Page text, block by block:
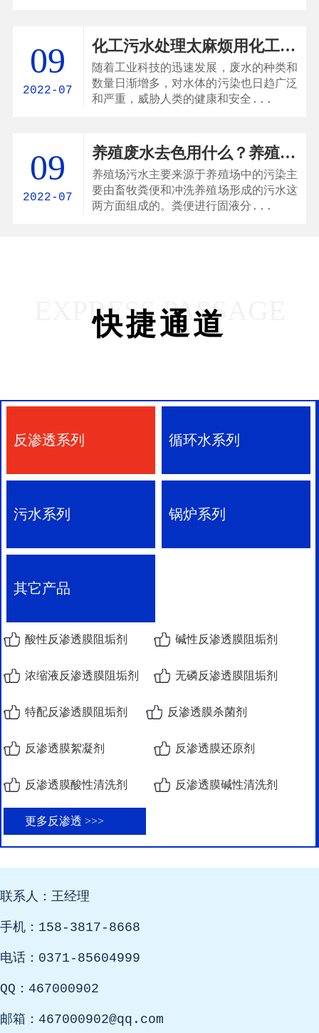
09
2022-07
化工污水处理太麻烦用化工污水消泡剂能解决吗
随着工业科技的迅速发展，废水的种类和
数量日渐增多，对水体的污染也日趋广泛
和严重，威胁人类的健康和安全...
09
2022-07
养殖废水去色用什么？养殖场废水脱色剂
养殖场污水主要来源于养殖场中的污染主
要由畜牧粪便和冲洗养殖场形成的污水这
两方面组成的。粪便进行固液分...
EXPRESS PASSAGE
快捷通道
反渗透系列 循环水系列
污水系列 锅炉系列
其它产品
酸性反渗透膜阻垢剂 碱性反渗透膜阻垢剂
浓缩液反渗透膜阻垢剂 无磷反渗透膜阻垢剂
特配反渗透膜阻垢剂 反渗透膜杀菌剂
反渗透膜絮凝剂 反渗透膜还原剂
反渗透膜酸性清洗剂 反渗透膜碱性清洗剂
更多反渗透 >>>
联系人：王经理
手机：158-3817-8668
电话：0371-85604999
QQ：467000902
邮箱：467000902@qq.com